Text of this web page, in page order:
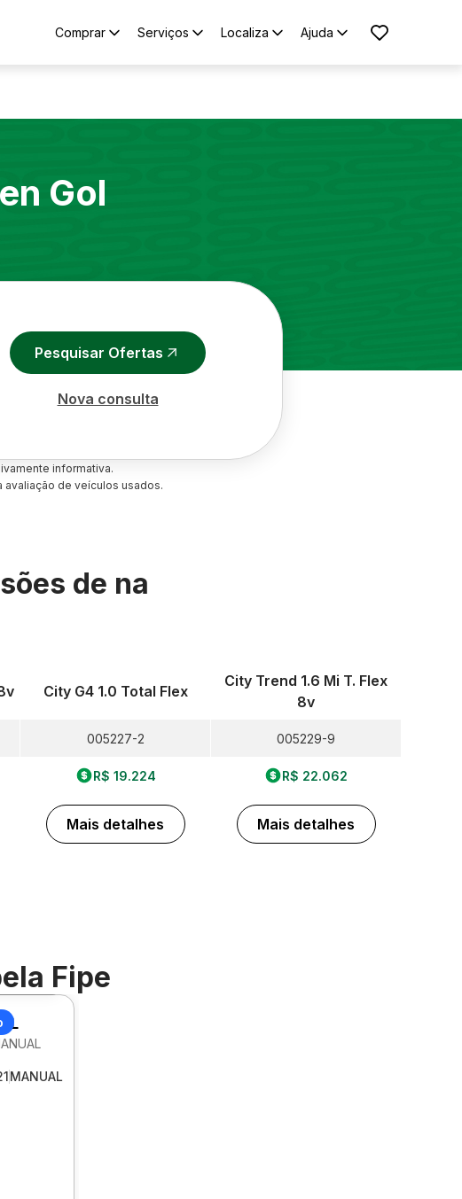
Comprar Serviços Localiza Ajuda
Gol
Pesquisar Ofertas
Nova consulta
informativa.
de veículos usados.
de na
City G4 1.0 Total Flex
005227-2
R$ 19.224
Mais detalhes
City Trend 1.6 Mi T. Flex
8v
005229-9
R$ 22.062
Mais detalhes
Fipe
Foto 360º
MANUAL